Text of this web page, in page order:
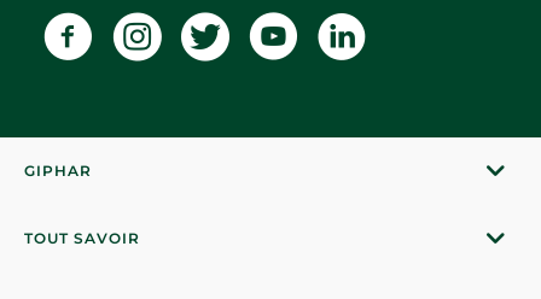
GIPHAR
TOUT SAVOIR